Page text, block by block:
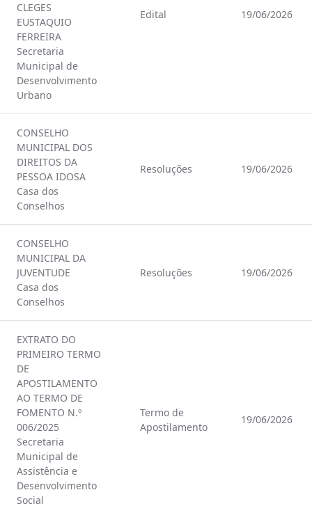
CLEGES
EUSTAQUIO
FERREIRA
Secretaria
Municipal de
Desenvolvimento
Urbano
Edital 19/06/2026
CONSELHO
MUNICIPAL DOS
DIREITOS DA
PESSOA IDOSA
Casa dos
Conselhos
Resoluções 19/06/2026
CONSELHO
MUNICIPAL DA
JUVENTUDE
Casa dos
Conselhos
Resoluções 19/06/2026
EXTRATO DO
PRIMEIRO TERMO
DE
APOSTILAMENTO
AO TERMO DE
FOMENTO N.º
006/2025
Secretaria
Municipal de
Assistência e
Desenvolvimento
Social
Termo de
Apostilamento
19/06/2026